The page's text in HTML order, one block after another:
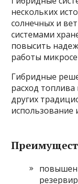
нескольких
солнечных и
системами
повысить
работы
Гибридные
расход
других
использование